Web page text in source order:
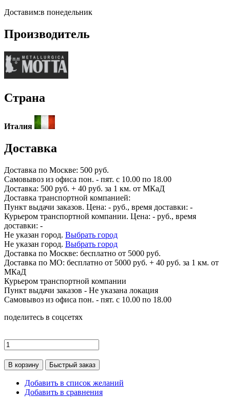
Доставим:в понедельник
Производитель
Страна
Италия
Доставка
Доставка по Москве: 500 руб.
Самовывоз из офиса пон. - пят. с 10.00 по 18.00
Доставка: 500 руб. + 40 руб. за 1 км. от МКаД
Доставка транспортной компанией:
Пункт выдачи заказов. Цена: - руб., время доставки: -
Курьером транспортной компании. Цена: - руб., время
доставки: -
Не указан город. Выбрать город
Не указан город. Выбрать город
Доставка по Москве: бесплатно от 5000 руб.
Доставка по МО: бесплатно от 5000 руб. + 40 руб. за 1 км. от
МКаД
Курьером транспортной компании
Пункт выдачи заказов - Не указана локация
Самовывоз из офиса пон. - пят. с 10.00 по 18.00
поделитесь в соцсетях
В корзину Быстрый заказ
Добавить в список желаний
Добавить в сравнения